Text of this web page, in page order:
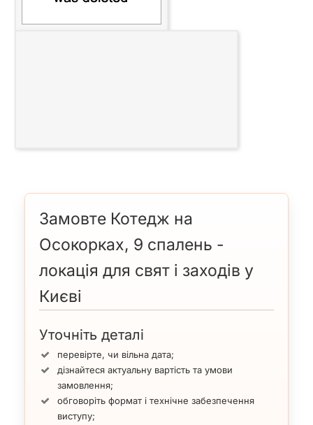
Замовте Котедж на
Осокорках, 9 спалень -
локація для свят і заходів у
Києві
Уточніть деталі
перевірте, чи вільна дата;
дізнайтеся актуальну вартість та умови
замовлення;
обговоріть формат і технічне забезпечення
виступу;